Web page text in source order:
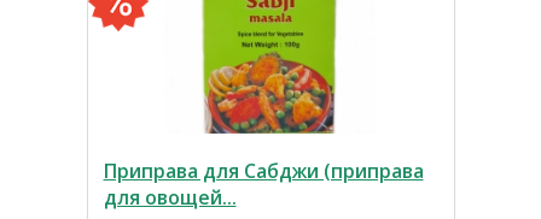
Приправа для Сабджи (приправа
для овощей...